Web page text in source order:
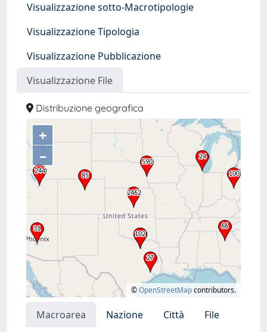
Visualizzazione sotto-Macrotipologie
Visualizzazione Tipologia
Visualizzazione Pubblicazione
Visualizzazione File
Distribuzione geografica
+
–
©OpenStreetMapcontributors.
Macroarea Nazione Città
File